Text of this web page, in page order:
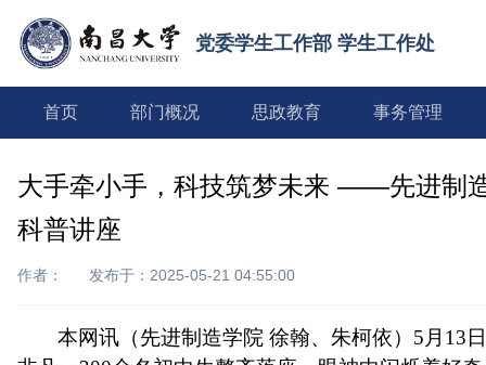
党委学生工作部 学生工作处
首页 部门概况 思政教育 事务管理
大手牵小手，科技筑梦未来 ——先进制
科普讲座
作者： 发布于：2025-05-21 04:55:00
本网讯 （先进制造学院 徐翰、朱柯依） 5月13